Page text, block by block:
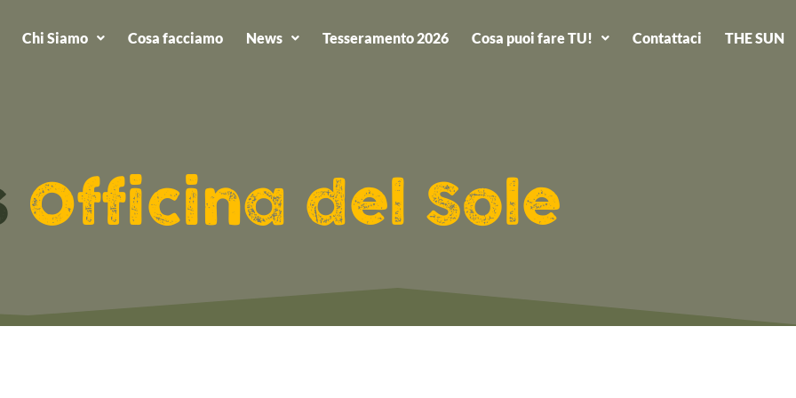
Chi Siamo Cosa facciamo News Tesseramento 2026 Cosa puoi fare TU! Contattaci THE SUN
Officina del Sole